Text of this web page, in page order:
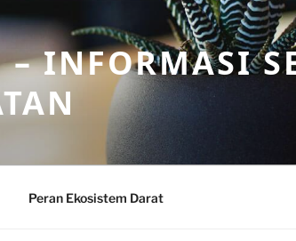
– INFORMASI
Peran Ekosistem Darat